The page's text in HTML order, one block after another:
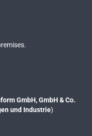
GmbH, GmbH & Co.
und Industrie)